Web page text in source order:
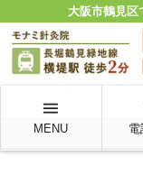
大阪市鶴見区
menu
MENU 電